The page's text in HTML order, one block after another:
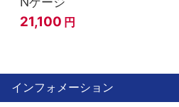
21,100 円
インフォメーション